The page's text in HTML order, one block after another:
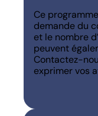
Ce
demande du
et le nombre
peuvent
Contactez-
exprimer vos